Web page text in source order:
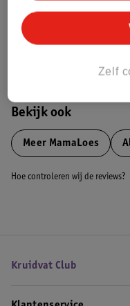
Bekijk ook
Meer MamaLoes
Hoe controleren wij de reviews?
Kruidvat Club
Zelf